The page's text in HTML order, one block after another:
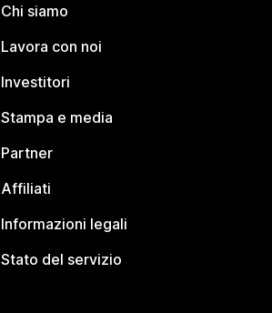
Chi siamo
Lavora con noi
Investitori
Stampa e media
Partner
Affiliati
Informazioni legali
Stato del servizio